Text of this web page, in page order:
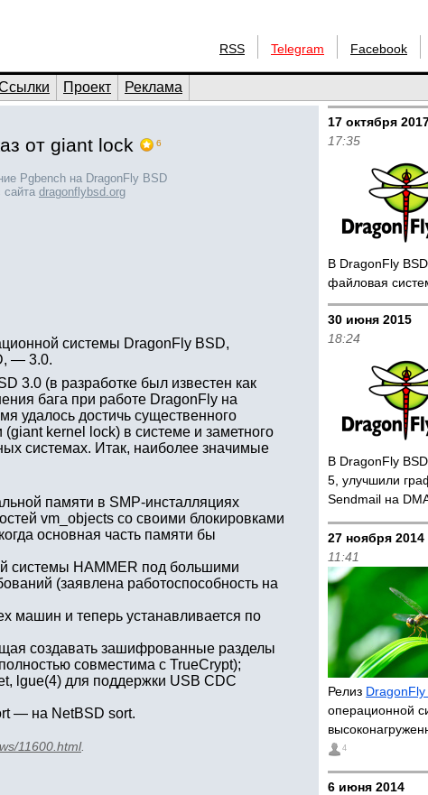
RSS Telegram Facebook
Проект Реклама
от giant lock 6
Pgbench на DragonFly BSD
dragonflybsd.org
системы DragonFly BSD,
— 3.0.
3.0 (в разработке был известен как
бага при работе DragonFly на
удалось достичь существенного
(giant kernel lock) в системе и заметного
системах. Итак, наиболее значимые
памяти в SMP-инсталляциях
vm_objects со своими блокировками
основная часть памяти бы
системы HAMMER под большими
(заявлена работоспособность на
машин и теперь устанавливается по
создавать зашифрованные разделы
совместима с TrueCrypt);
lgue(4) для поддержки USB CDC
— на NetBSD sort.
11600.html.
17 октября
17:35
В DragonFly
файловая
30 июня 2015
18:24
В DragonFly
5, улучшили
Sendmail на
27 ноября 2014
11:41
Релиз DragonFly
операционной
4
6 июня 2014